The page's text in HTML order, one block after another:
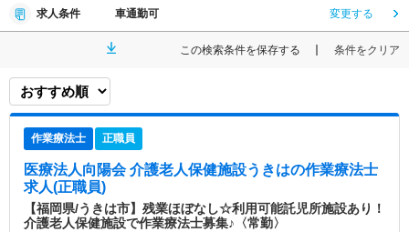
求人条件 車通勤可 変更する
この検索条件を保存する 条件をクリア
作業療法士 正職員
医療法人向陽会 介護老人保健施設うきはの作業療法士
求人(正職員)
【福岡県/うきは市】残業ほぼなし☆利用可能託児所施設あり！
介護老人保健施設で作業療法士募集♪〈常勤〉